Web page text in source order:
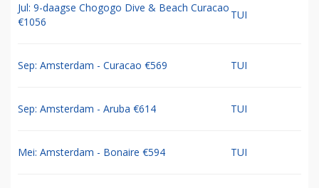
Jul: 9-daagse Chogogo Dive & Beach Curacao
€1056
TUI
Sep: Amsterdam - Curacao €569 TUI
Sep: Amsterdam - Aruba €614 TUI
Mei: Amsterdam - Bonaire €594 TUI